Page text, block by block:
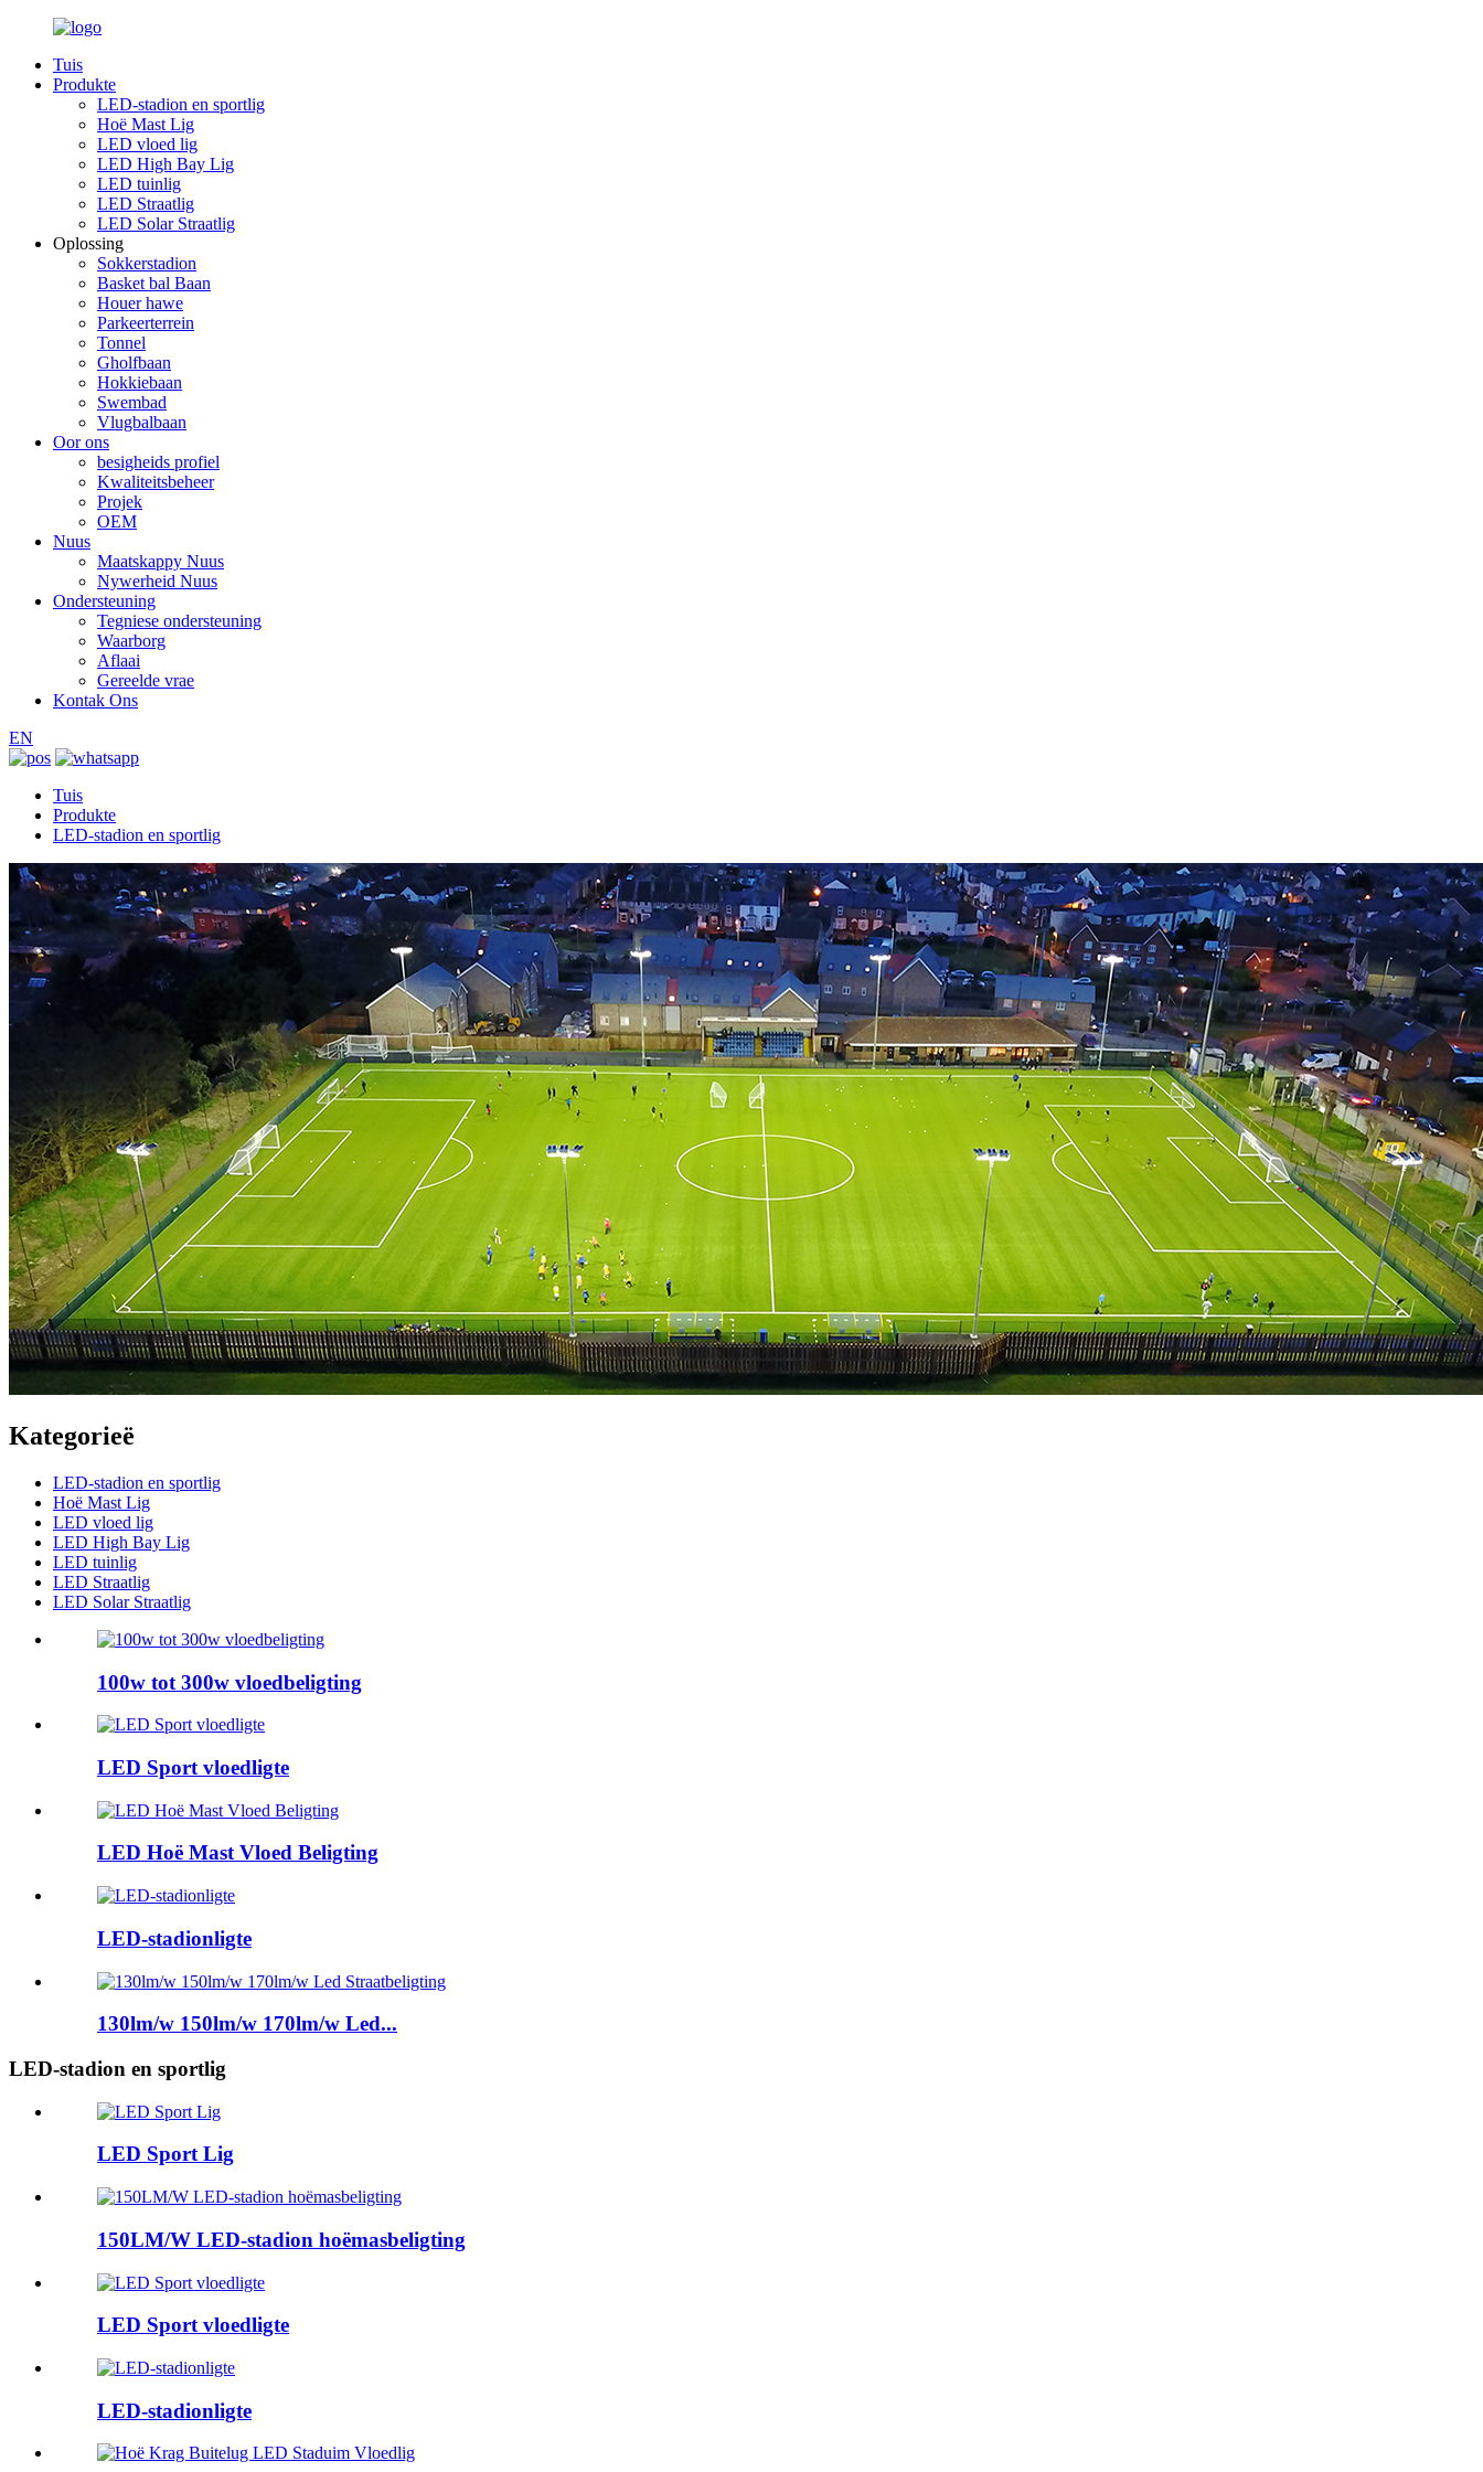
Tuis
Produkte
LED-stadion en sportlig
Hoë Mast Lig
LED vloed lig
LED High Bay Lig
LED tuinlig
LED Straatlig
LED Solar Straatlig
Oplossing
Sokkerstadion
Basket bal Baan
Houer hawe
Parkeerterrein
Tonnel
Gholfbaan
Hokkiebaan
Swembad
Vlugbalbaan
Oor ons
besigheids profiel
Kwaliteitsbeheer
Projek
OEM
Nuus
Maatskappy Nuus
Nywerheid Nuus
Ondersteuning
Tegniese ondersteuning
Waarborg
Aflaai
Gereelde vrae
Kontak Ons
EN
Tuis
Produkte
LED-stadion en sportlig
Kategorieë
LED-stadion en sportlig
Hoë Mast Lig
LED vloed lig
LED High Bay Lig
LED tuinlig
LED Straatlig
LED Solar Straatlig
100w tot 300w vloedbeligting
LED Sport vloedligte
LED Hoë Mast Vloed Beligting
LED-stadionligte
130lm/w 150lm/w 170lm/w Led...
LED-stadion en sportlig
LED Sport Lig
150LM/W LED-stadion hoëmasbeligting
LED Sport vloedligte
LED-stadionligte